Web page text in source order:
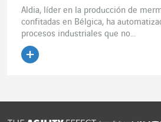
Aldia, líder en la producción de
confitadas en Bélgica, ha
procesos industriales que no...